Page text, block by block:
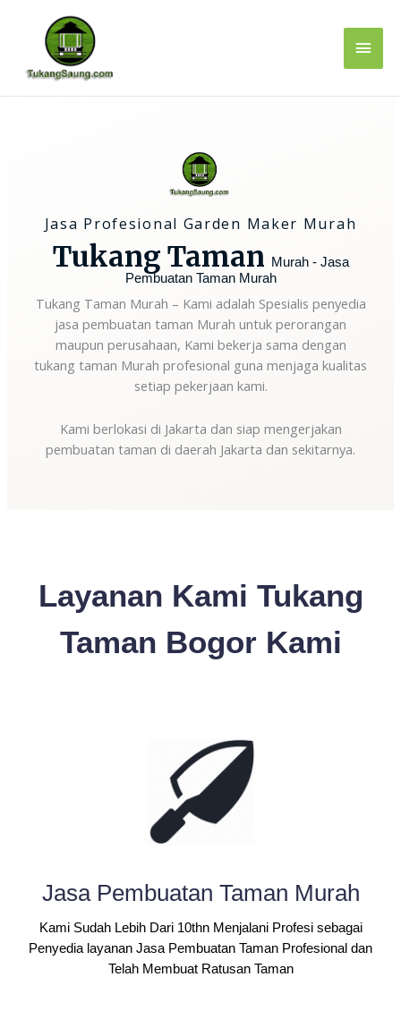
Jasa Profesional Garden Maker Murah
Tukang Taman
Murah - Jasa
Pembuatan Taman Murah
Tukang Taman Murah – Kami adalah Spesialis penyedia
jasa pembuatan taman Murah untuk perorangan
maupun perusahaan, Kami bekerja sama dengan
tukang taman Murah profesional guna menjaga kualitas
setiap pekerjaan kami.
Kami berlokasi di Jakarta dan siap mengerjakan
pembuatan taman di daerah Jakarta dan sekitarnya.
Layanan Kami Tukang
Taman Bogor Kami
Jasa Pembuatan Taman Murah
Kami Sudah Lebih Dari 10thn Menjalani Profesi sebagai
Penyedia layanan Jasa Pembuatan Taman Profesional dan
Telah Membuat Ratusan Taman